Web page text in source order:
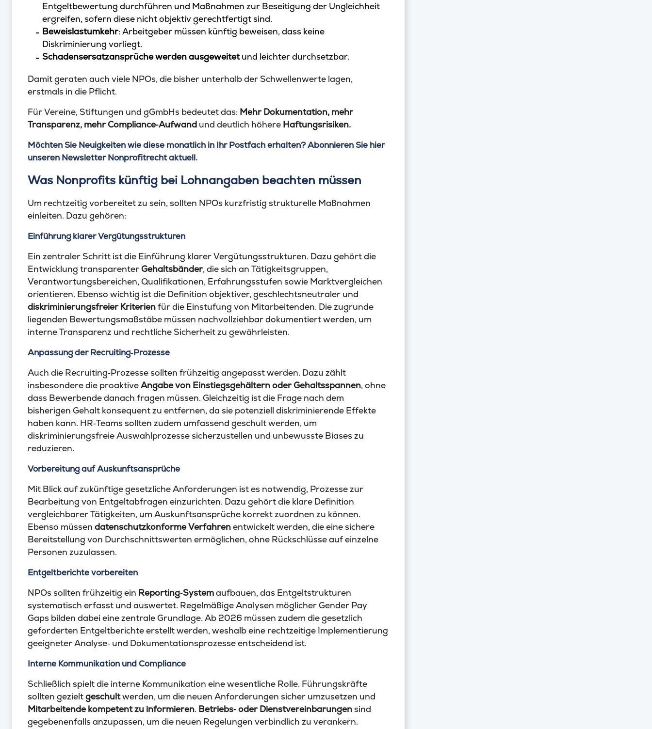
Entgeltbewertung durchführen und Maßnahmen zur Beseitigung der Ungleichheit
ergreifen, sofern diese nicht objektiv gerechtfertigt sind.
Beweislastumkehr: Arbeitgeber müssen künftig beweisen, dass keine
Diskriminierung vorliegt.
Schadensersatzansprüche werden ausgeweitetund leichter durchsetzbar.
Damit geraten auch viele NPOs, die bisher unterhalb der Schwellenwerte lagen,
erstmals in die Pflicht.
Für Vereine, Stiftungen und gGmbHs bedeutet das: Mehr Dokumentation, mehr
Transparenz, mehr Compliance‑Aufwand und deutlich höhere Haftungsrisiken.
Möchten Sie Neuigkeiten wie diese monatlich in Ihr Postfach erhalten? Abonnieren Sie hier
unseren Newsletter Nonprofitrecht aktuell.
Was Nonprofits künftig bei Lohnangaben beachten müssen
Um rechtzeitig vorbereitet zu sein, sollten NPOs kurzfristig strukturelle Maßnahmen
einleiten. Dazu gehören:
Einführung klarer Vergütungsstrukturen
Ein zentraler Schritt ist die Einführung klarer Vergütungsstrukturen. Dazu gehört die
Entwicklung transparenterGehaltsbänder, die sich an Tätigkeitsgruppen,
Verantwortungsbereichen, Qualifikationen, Erfahrungsstufen sowie Marktvergleichen
orientieren. Ebenso wichtig ist die Definition objektiver, geschlechtsneutraler und
diskriminierungsfreier Kriterienfür die Einstufung von Mitarbeitenden. Die zugrunde
liegenden Bewertungsmaßstäbe müssen nachvollziehbar dokumentiert werden, um
interne Transparenz und rechtliche Sicherheit zu gewährleisten.
Anpassung der Recruiting‑Prozesse
Auch die Recruiting‑Prozesse sollten frühzeitig angepasst werden. Dazu zählt
insbesondere die proaktiveAngabe von Einstiegsgehältern oder Gehaltsspannen, ohne
dass Bewerbende danach fragen müssen. Gleichzeitig ist die Frage nach dem
bisherigen Gehalt konsequent zu entfernen, da sie potenziell diskriminierende Effekte
haben kann. HR‑Teams sollten zudem umfassend geschult werden, um
diskriminierungsfreie Auswahlprozesse sicherzustellen und unbewusste Biases zu
reduzieren.
Vorbereitung auf Auskunftsansprüche
Mit Blick auf zukünftige gesetzliche Anforderungen ist es notwendig, Prozesse zur
Bearbeitung von Entgeltabfragen einzurichten. Dazu gehört die klare Definition
vergleichbarer Tätigkeiten, um Auskunftsansprüche korrekt zuordnen zu können.
Ebenso müssen datenschutzkonforme Verfahrenentwickelt werden, die eine sichere
Bereitstellung von Durchschnittswerten ermöglichen, ohne Rückschlüsse auf einzelne
Personen zuzulassen.
Entgeltberichte vorbereiten
NPOs sollten frühzeitig ein Reporting‑Systemaufbauen, das Entgeltstrukturen
systematisch erfasst und auswertet. Regelmäßige Analysen möglicher Gender Pay
Gaps bilden dabei eine zentrale Grundlage. Ab 2026 müssen zudem die gesetzlich
geforderten Entgeltberichte erstellt werden, weshalb eine rechtzeitige Implementierung
geeigneter Analyse‑ und Dokumentationsprozesse entscheidend ist.
Interne Kommunikation und Compliance
Schließlich spielt die interne Kommunikation eine wesentliche Rolle. Führungskräfte
sollten gezieltgeschultwerden, um die neuen Anforderungen sicher umzusetzen und
Mitarbeitende kompetent zu informieren. Betriebs‑ oder Dienstvereinbarungensind
gegebenenfalls anzupassen, um die neuen Regelungen verbindlich zu verankern.